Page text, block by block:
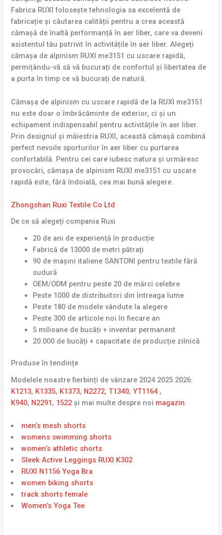
Fabrica RUXI folosește tehnologia sa excelentă de
fabricație și căutarea calității pentru a crea această
cămașă de înaltă performanță în aer liber, care va deveni
asistentul tău potrivit în activitățile în aer liber. Alegeți
cămașa de alpinism RUXI me3151 cu uscare rapidă,
permițându-vă să vă bucurați de confortul și libertatea de
a purta în timp ce vă bucurați de natură.
Cămașa de alpinism cu uscare rapidă de la RUXI me3151
nu este doar o îmbrăcăminte de exterior, ci și un
echipament indispensabil pentru activitățile în aer liber.
Prin designul și măiestria RUXI, această cămașă combină
perfect nevoile sporturilor în aer liber cu purtarea
confortabilă. Pentru cei care iubesc natura și urmăresc
provocări, cămașa de alpinism RUXI me3151 cu uscare
rapidă este, fără îndoială, cea mai bună alegere.
Zhongshan Ruxi Textile Co Ltd
De ce să alegeți compania Ruxi
20 de ani de experiență în producție
Fabrică de 13000 de metri pătrați
90 de mașini italiene SANTONI pentru textile fără
sudură
OEM/ODM pentru peste 20 de mărci celebre
Peste 1000 de distribuitori din întreaga lume
Peste 180 de modele vândute la alegere
Peste 300 de articole noi în fiecare an
5 milioane de bucăți + inventar permanent
20.000 de bucăți + capacitate de producție zilnică
Produse în tendințe
Modelele noastre fierbinți de vânzare 2024 2025 2026:
K1213, K1335, K1373, N2272,T1340,YT1164 ,
K940, N2291, 1522și mai multe despre noi magazin.
men’s mesh shorts
womens swimming shorts
women’s athletic shorts
Sleek Active Leggings RUXI K302
RUXI N1156 Yoga Bra
women biking shorts
track shorts female
Women’s Yoga Tee